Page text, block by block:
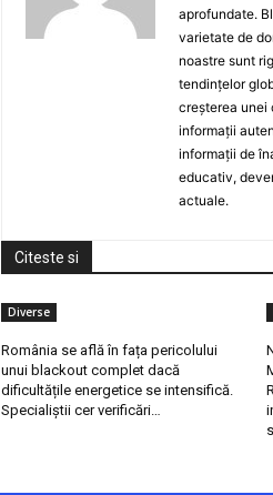
aprofundate.
varietate de
noastre sunt
tendințelor
creșterea unei
informații
informații de
educativ,
actuale.
Citeste si
Diverse
România se află în fața pericolului
unui blackout complet dacă
dificultățile energetice se intensifică.
Specialiștii cer verificări…